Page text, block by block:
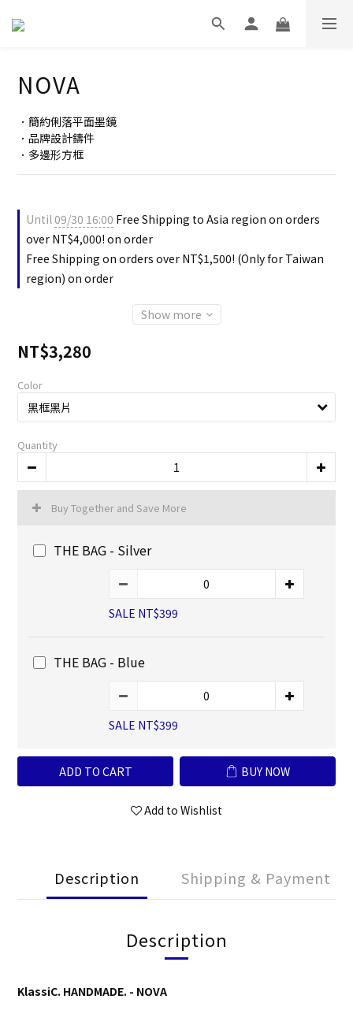
NOVA
．簡約俐落平面墨鏡
．品牌設計鑄件
．多邊形方框
Until09/30 16:00 Free Shipping to Asia region on orders
over NT$4,000! on order
Free Shipping on orders over NT$1,500! (Only for Taiwan
region) on order
Show more
NT$3,280
Color
Quantity
Buy Together and Save More
THE BAG - Silver
SALE NT$399
THE BAG - Blue
SALE NT$399
ADD TO CART BUY NOW
Add to Wishlist
Description Shipping & Payment
Description
KlassiC. HANDMADE. - NOVA